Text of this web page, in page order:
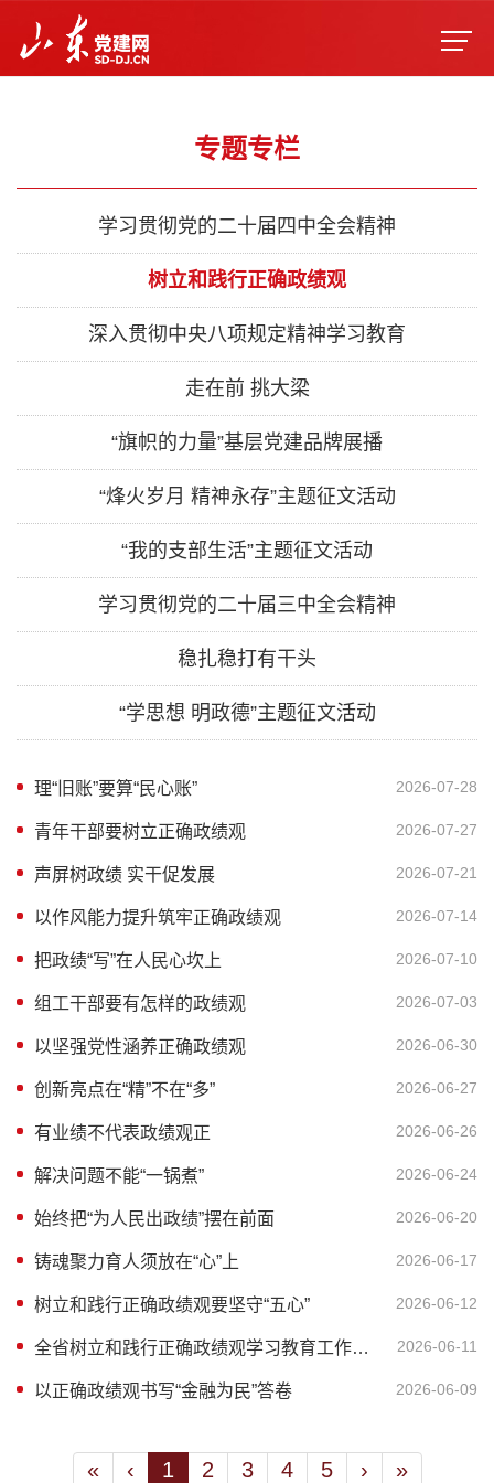
专题专栏
学习贯彻党的二十届四中全会精神
树立和践行正确政绩观
深入贯彻中央八项规定精神学习教育
走在前 挑大梁
“旗帜的力量”基层党建品牌展播
“烽火岁月 精神永存”主题征文活动
“我的支部生活”主题征文活动
学习贯彻党的二十届三中全会精神
稳扎稳打有干头
“学思想 明政德”主题征文活动
理“旧账”要算“民心账” 2026-07-28
青年干部要树立正确政绩观 2026-07-27
声屏树政绩 实干促发展 2026-07-21
以作风能力提升筑牢正确政绩观 2026-07-14
把政绩“写”在人民心坎上 2026-07-10
组工干部要有怎样的政绩观 2026-07-03
以坚强党性涵养正确政绩观 2026-06-30
创新亮点在“精”不在“多” 2026-06-27
有业绩不代表政绩观正 2026-06-26
解决问题不能“一锅煮” 2026-06-24
始终把“为人民出政绩”摆在前面 2026-06-20
铸魂聚力育人须放在“心”上 2026-06-17
树立和践行正确政绩观要坚守“五心” 2026-06-12
全省树立和践行正确政绩观学习教育工作推进会议召开 2026-06-11
以正确政绩观书写“金融为民”答卷 2026-06-09
« ‹ 1 2 3 4 5 › »